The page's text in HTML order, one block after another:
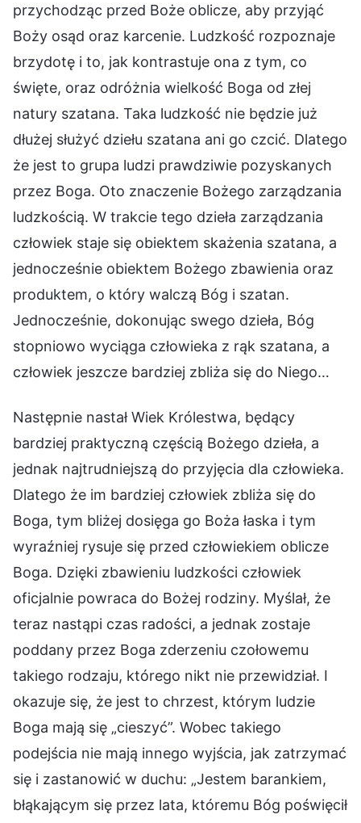
przychodząc przed Boże oblicze, aby przyjąć
Boży osąd oraz karcenie. Ludzkość rozpoznaje
brzydotę i to, jak kontrastuje ona z tym, co
święte, oraz odróżnia wielkość Boga od złej
natury szatana. Taka ludzkość nie będzie już
dłużej służyć dziełu szatana ani go czcić. Dlatego
że jest to grupa ludzi prawdziwie pozyskanych
przez Boga. Oto znaczenie Bożego zarządzania
ludzkością. W trakcie tego dzieła zarządzania
człowiek staje się obiektem skażenia szatana, a
jednocześnie obiektem Bożego zbawienia oraz
produktem, o który walczą Bóg i szatan.
Jednocześnie, dokonując swego dzieła, Bóg
stopniowo wyciąga człowieka z rąk szatana, a
człowiek jeszcze bardziej zbliża się do Niego…
Następnie nastał Wiek Królestwa, będący
bardziej praktyczną częścią Bożego dzieła, a
jednak najtrudniejszą do przyjęcia dla człowieka.
Dlatego że im bardziej człowiek zbliża się do
Boga, tym bliżej dosięga go Boża łaska i tym
wyraźniej rysuje się przed człowiekiem oblicze
Boga. Dzięki zbawieniu ludzkości człowiek
oficjalnie powraca do Bożej rodziny. Myślał, że
teraz nastąpi czas radości, a jednak zostaje
poddany przez Boga zderzeniu czołowemu
takiego rodzaju, którego nikt nie przewidział. I
okazuje się, że jest to chrzest, którym ludzie
Boga mają się „cieszyć”. Wobec takiego
podejścia nie mają innego wyjścia, jak zatrzymać
się i zastanowić w duchu: „Jestem barankiem,
błąkającym się przez lata, któremu Bóg poświęcił